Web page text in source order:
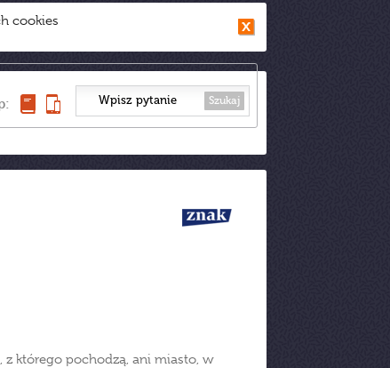
cookies
Szukaj
z którego pochodzą, ani miasto, w